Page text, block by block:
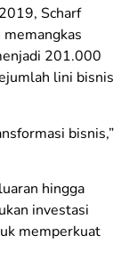
Scharf
201.000
lini bisnis
bisnis,”
hingga
investasi
memperkuat